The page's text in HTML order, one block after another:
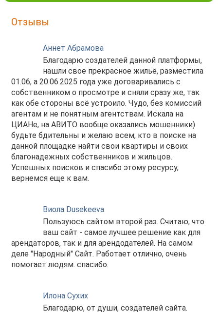
Необходим залог, 280000 р.
стиральная машина. Санузел раздельный и
лоджия застекленная. .Дом оснащён двумя
пассажирскими и одним грузовым лифтом. Для
вашего автомобиля предусмотрена наземная
парковка. Рядом с домом находятся детские сады,
школы и клиники, что идеально подходит для семей с
детьми. В шаговой доступности расположены
магазины и другие объекты инфраструктуры, что
способствует удобству в повседневной жизни.
Дополнительная информация:
санузел - раздельный, мебель - кухня, хранение
одежды, спальные места, холодильник, плита,
микроволновка, стиральная машина, телевизор.
Отзывы
Аннет Абрамова
Благодарю создателей данной платформы,
нашли своё прекрасное жильё, разместила
01.06, а 20.06.2025 года уже договаривались с
собственником о просмотре и сняли сразу же, так
как обе стороны всё устроило. Чудо, без комиссий
агентам и не понятным агентствам. Искала на
ЦИАНе, на АВИТО вообще оказались мошенники)
будьте бдительны и желаю всем, кто в поиске на
данной площадке найти свои квартиры и своих
благонадежных собственников и жильцов.
Успешных поисков и спасибо этому ресурсу,
вернемся еще к вам.
Виола Dusekeeva
Пользуюсь сайтом второй раз. Считаю, что
ваш сайт - самое лучшее решение как для
арендаторов, так и для арендодателей. На самом
деле "Народный" Сайт. Работает отлично, очень
помогает людям. спасибо.
Илона Сухих
Благодарю, от души, создателей сайта.